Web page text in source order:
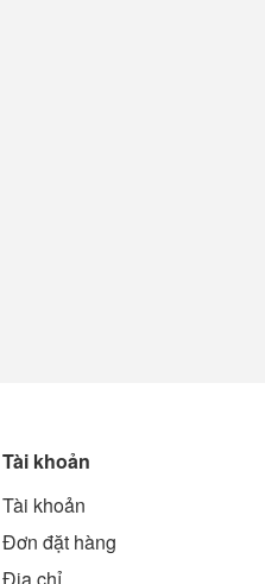
Tài khoản
Tài khoản
Đơn đặt hàng
Địa chỉ